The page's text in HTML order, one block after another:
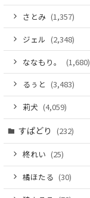
さとみ (1,357)
ジェル (2,348)
ななもり。
(1,680)
るぅと (3,483)
莉犬 (4,059)
すぱどり (232)
柊れい (25)
橘ほたる (30)